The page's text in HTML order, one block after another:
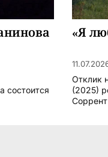
состоится
«Я
Отклик
(2025)